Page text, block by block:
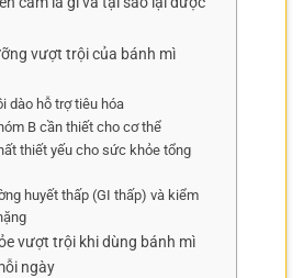
vượt trội của bánh mì
dào hỗ trợ tiêu hóa
B cần thiết cho cơ thể
thiết yếu cho sức khỏe tổng
huyết thấp (GI thấp) và kiểm
vượt trội khi dùng bánh mì
ngày